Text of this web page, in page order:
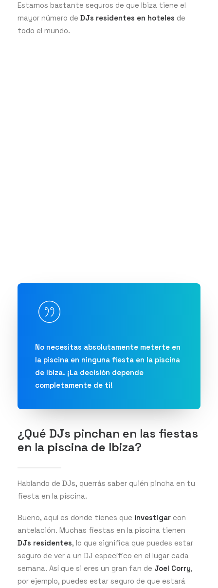
Estamos bastante seguros de que Ibiza tiene el
mayor número de DJs residentes en hoteles de
todo el mundo.
No necesitas absolutamente meterte en
la piscina en ninguna fiesta en la piscina
de Ibiza. ¡La decisión depende
completamente de ti!
¿Qué DJs pinchan en las fiestas
en la piscina de Ibiza?
Hablando de DJs, querrás saber quién pincha en tu
fiesta en la piscina.
Bueno, aquí es donde tienes que investigar con
antelación. Muchas fiestas en la piscina tienen
DJs residentes, lo que significa que puedes estar
seguro de ver a un DJ específico en el lugar cada
semana. Así que si eres un gran fan de Joel Corry,
por ejemplo, puedes estar seguro de que estará